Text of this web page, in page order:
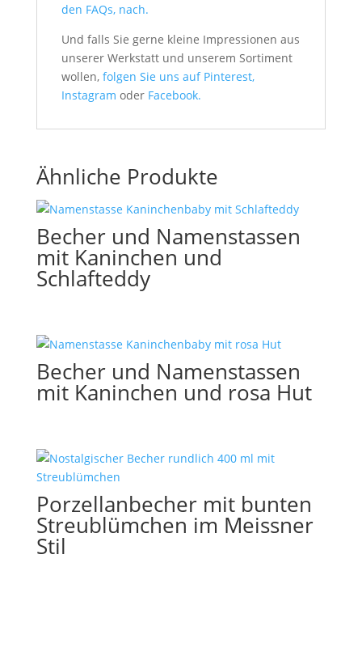
den FAQs, nach.
Und falls Sie gerne kleine Impressionen aus
unserer Werkstatt und unserem Sortiment
wollen,folgen Sie uns auf Pinterest,
Instagram oder Facebook.
Ähnliche Produkte
Becher und Namenstassen
mit Kaninchen und
Schlafteddy
Becher und Namenstassen
mit Kaninchen und rosa Hut
Porzellanbecher mit bunten
Streublümchen im Meissner
Stil